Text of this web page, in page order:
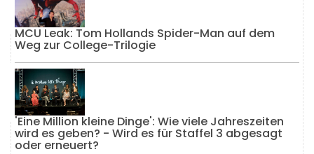
MCU Leak: Tom Hollands Spider-Man auf dem
Weg zur College-Trilogie
'Eine Million kleine Dinge': Wie viele Jahreszeiten
wird es geben? - Wird es für Staffel 3 abgesagt
oder erneuert?